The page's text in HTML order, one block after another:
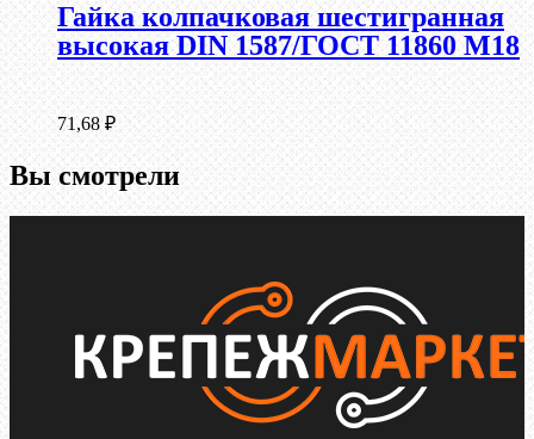
Гайка колпачковая шестигранная
высокая DIN 1587/ГОСТ 11860 М18
71,68 ₽
Вы смотрели